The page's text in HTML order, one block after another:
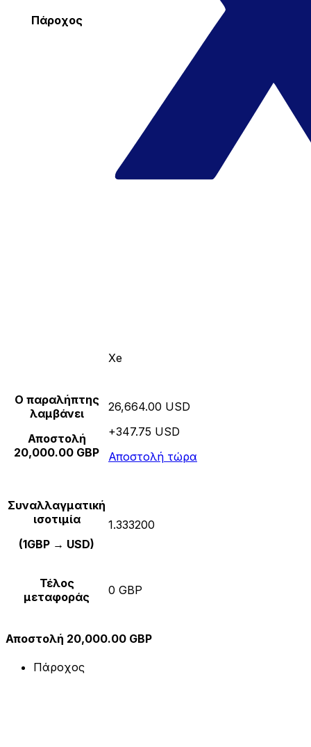
Πάροχος
Xe
Ο παραλήπτης
λαμβάνει
Αποστολή
20,000.00 GBP
26,664.00 USD
+347.75 USD
Αποστολή τώρα
Συναλλαγματική
ισοτιμία
(1GBP → USD)
1.333200
Τέλος
μεταφοράς
0 GBP
Αποστολή 20,000.00 GBP
Πάροχος